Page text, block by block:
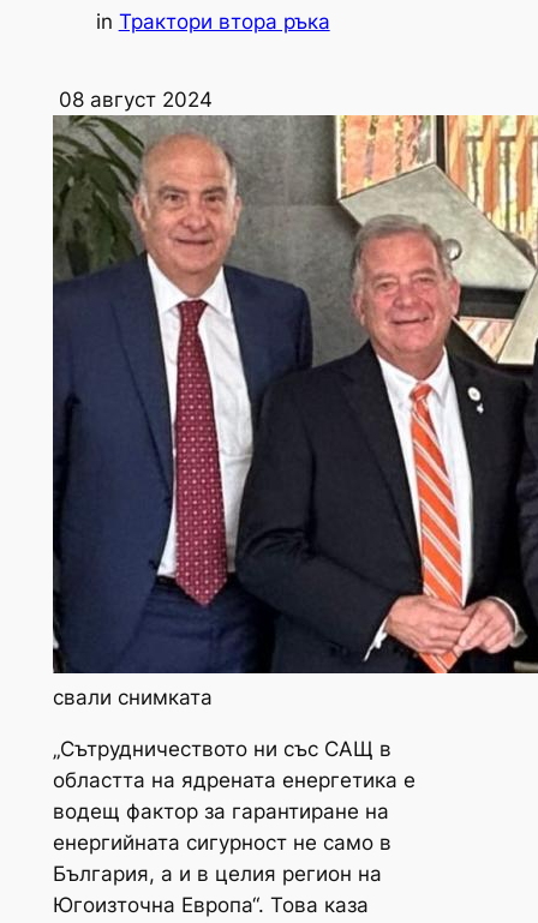
in Трактори втора ръка
08 август 2024
свали снимката
„Сътрудничеството ни със САЩ в
областта на ядрената енергетика е
водещ фактор за гарантиране на
енергийната сигурност не само в
България, а и в целия регион на
Югоизточна Европа“. Това каза